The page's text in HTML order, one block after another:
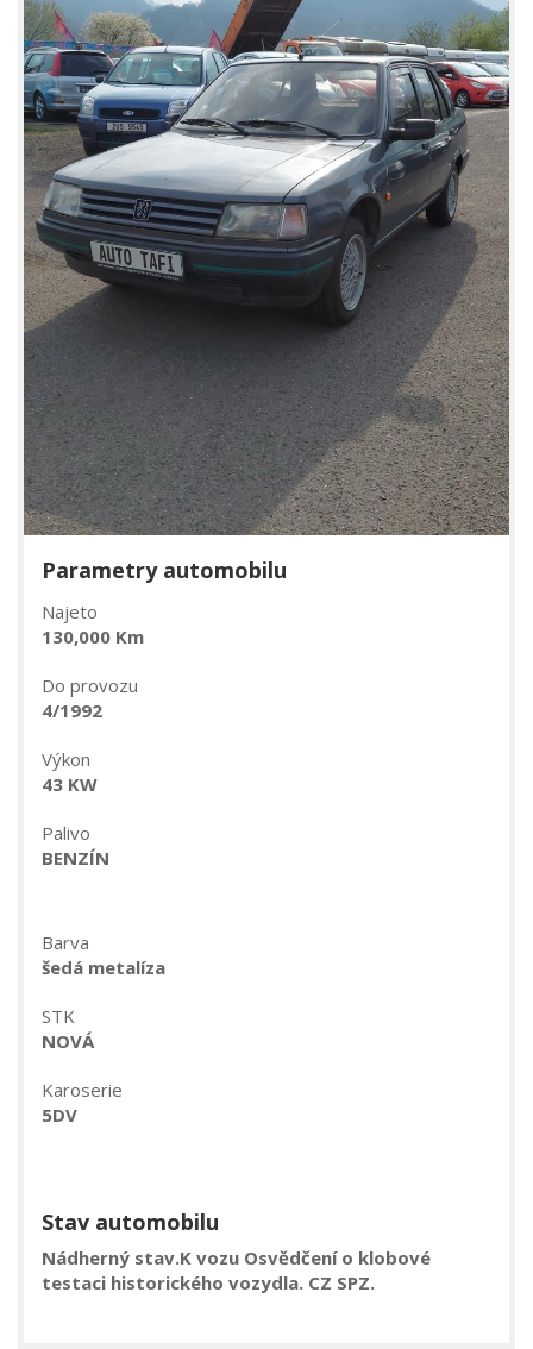
Parametry automobilu
Najeto
130,000 Km
Do provozu
4/1992
Výkon
43 KW
Palivo
BENZÍN
Barva
šedá metalíza
STK
NOVÁ
Karoserie
5DV
Stav automobilu
Nádherný stav.K vozu Osvědčení o klobové
testaci historického vozydla. CZ SPZ.